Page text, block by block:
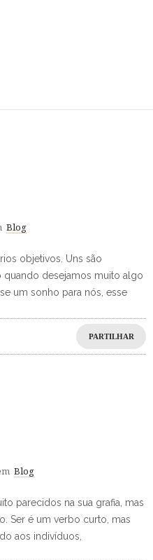
Blog
objetivos. Uns são
quando desejamos muito algo
um sonho para nós, esse
PARTILHAR
Blog
parecidos na sua grafia, mas
Ser é um verbo curto, mas
aos indivíduos,